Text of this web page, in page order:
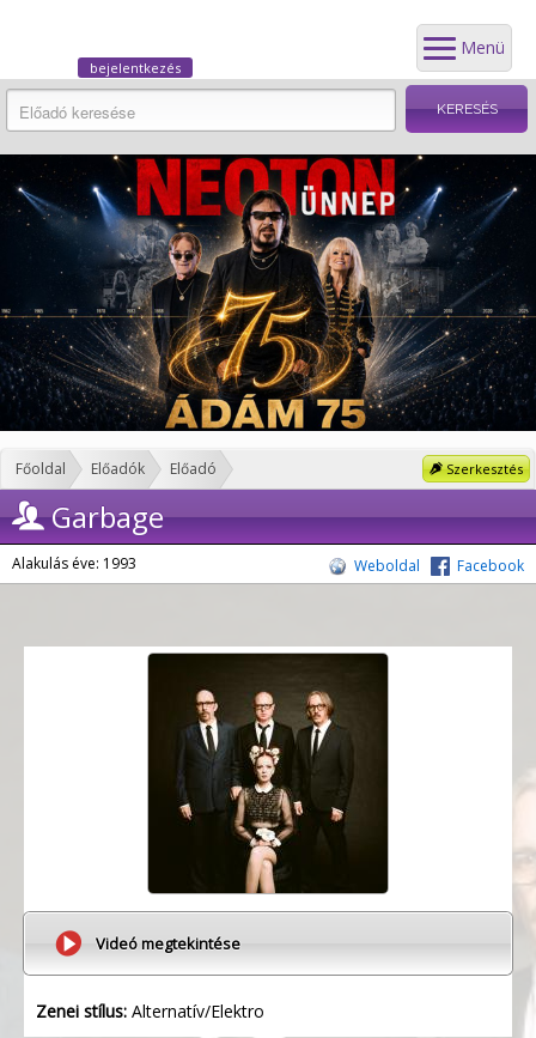
Menü
bejelentkezés
Szerkesztés
Főoldal Előadók Előadó
Garbage
Alakulás éve: 1993 Weboldal Facebook
Videó megtekintése
Zenei stílus: Alternatív/Elektro